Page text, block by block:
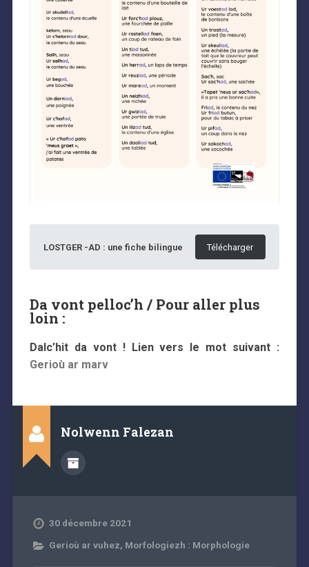
LOSTGER -AD : une fiche bilingue Télécharger
Da vont pelloc’h / Pour aller plus
loin :
Dalc’hit da vont ! Lien vers le mot suivant :
Gerioù ar marv
Nolwenn Falezan
30 décembre 2021
Gerioù ar vuhez, Morfologiezh : Morphologie